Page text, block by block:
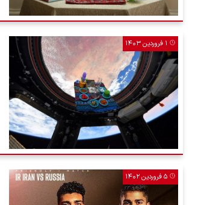
۱ فروردین ۱۴۰۳
۵ فروردین ۱۴۰۲